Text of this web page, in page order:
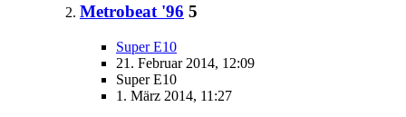
Metrobeat '96 5
Super E10
21. Februar 2014, 12:09
Super E10
1. März 2014, 11:27